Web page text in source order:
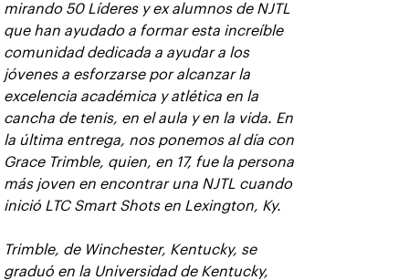
mirando 50 Líderes y ex alumnos de NJTL
que han ayudado a formar esta increíble
comunidad dedicada a ayudar a los
jóvenes a esforzarse por alcanzar la
excelencia académica y atlética en la
cancha de tenis, en el aula y en la vida. En
la última entrega, nos ponemos al día con
Grace Trimble, quien, en 17, fue la persona
más joven en encontrar una NJTL cuando
inició LTC Smart Shots en Lexington, Ky.
Trimble, de Winchester, Kentucky, se
graduó en la Universidad de Kentucky,